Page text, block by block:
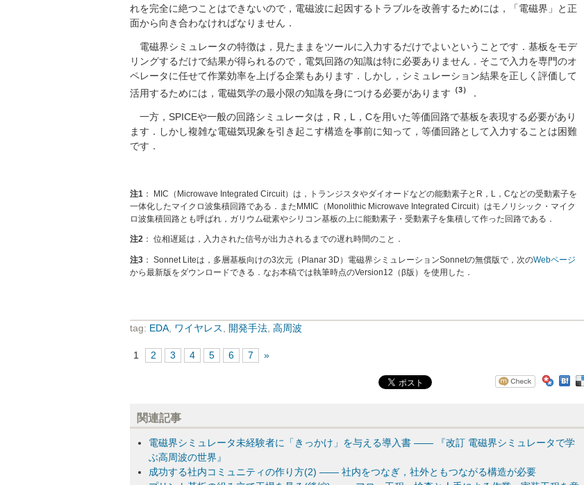
れを完全に絶つことはできないので，電磁波に起因するトラブルを改善するためには，「電磁界」と正
面から向き合わなければなりません．
電磁界シミュレータの特徴は，見たままをツールに入力するだけでよいということです．基板をモデ
リングするだけで結果が得られるので，電気回路の知識は特に必要ありません．そこで入力を専門のオ
ペレータに任せて作業効率を上げる企業もあります．しかし，シミュレーション結果を正しく評価して
活用するためには，電磁気学の最小限の知識を身につける必要があります （3） ．
一方，SPICEや一般の回路シミュレータは，R，L，Cを用いた等価回路で基板を表現する必要があり
ます．しかし複雑な電磁気現象を引き起こす構造を事前に知って，等価回路として入力することは困難
です．
注1 ： MIC（Microwave Integrated Circuit）は，トランジスタやダイオードなどの能動素子とR，L，Cなどの受動素子を
一体化したマイクロ波集積回路である．またMMIC（Monolithic Microwave Integrated Circuit）はモノリシック・マイク
ロ波集積回路とも呼ばれ，ガリウム砒素やシリコン基板の上に能動素子・受動素子を集積して作った回路である．
注2 ： 位相遅延は，入力された信号が出力されるまでの遅れ時間のこと．
注3 ： Sonnet Liteは，多層基板向けの3次元（Planar 3D）電磁界シミュレーションSonnetの無償版で，次のWebページ
から最新版をダウンロードできる．なお本稿では執筆時点のVersion12（β版）を使用した．
tag: EDA ワイヤレス 開発手法 高周波
1 2 3 4 5 6 7 »
関連記事
電磁界シミュレータ未経験者に「きっかけ」を与える導入書 ―― 『改訂 電磁界シミュレータで学
ぶ高周波の世界』
成功する社内コミュニティの作り方(2) ―― 社内をつなぎ，社外ともつながる構造が必要